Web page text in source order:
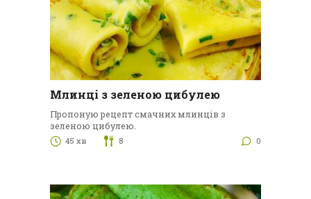
Млинці з зеленою цибулею
Пропоную рецепт смачних млинців з
зеленою цибулею.
45 хв 8 0